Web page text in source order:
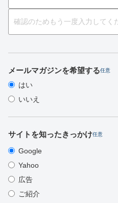
メールマガジンを希望する任意
はい
いいえ
サイトを知ったきっかけ任意
Google
Yahoo
広告
ご紹介